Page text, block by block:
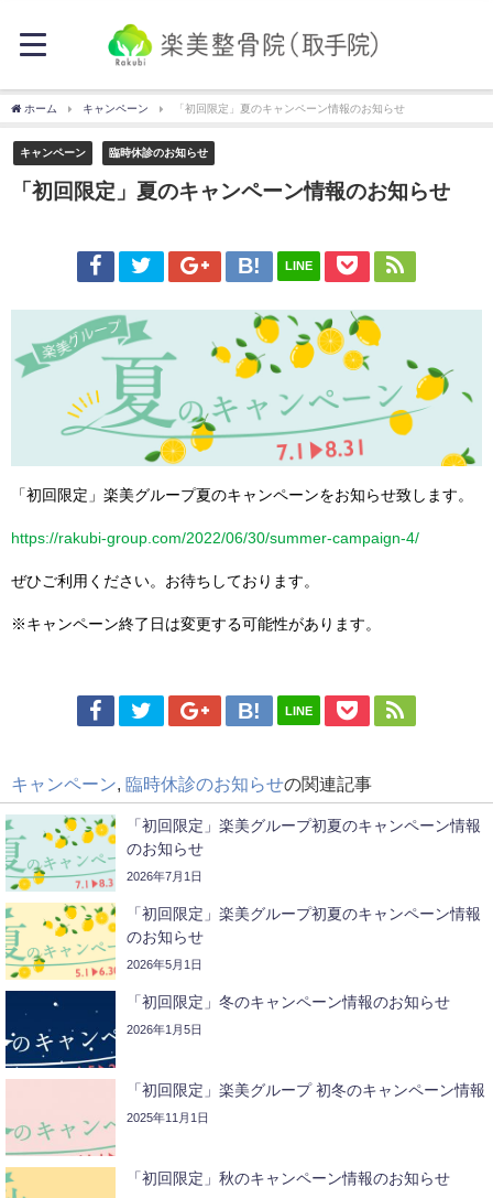
ホーム キャンペーン 「初回限定」夏のキャンペーン情報のお知らせ
キャンペーン 臨時休診のお知らせ
「初回限定」夏のキャンペーン情報のお知らせ
LINE
「初回限定」楽美グループ夏のキャンペーンをお知らせ致します。
https://rakubi-group.com/2022/06/30/summer-campaign-4/
ぜひご利用ください。お待ちしております。
※キャンペーン終了日は変更する可能性があります。
LINE
キャンペーン 臨時休診のお知らせの関連記事
「初回限定」楽美グループ初夏のキャンペーン情報
のお知らせ
2026年7月1日
「初回限定」楽美グループ初夏のキャンペーン情報
のお知らせ
2026年5月1日
「初回限定」冬のキャンペーン情報のお知らせ
2026年1月5日
「初回限定」楽美グループ 初冬のキャンペーン情報
2025年11月1日
「初回限定」秋のキャンペーン情報のお知らせ